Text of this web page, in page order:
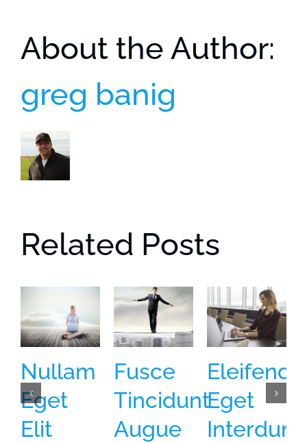
About the Author:
greg banig
Related Posts
Nullam
Eget
Elit
Fusce
Tincidunt
Augue
Eleifend
Eget
Interdum